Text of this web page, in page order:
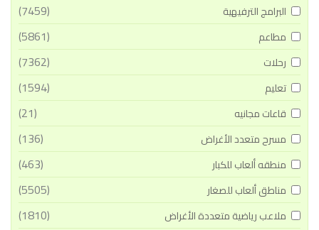
البرامج الترفيهية (7459)
مطاعم (5861)
رحلات (7362)
تعليم (1594)
قاعات مجانيه (21)
مسرح متعدد الأغراض (136)
منطقه ألعاب للكبار (463)
مناطق ألعاب للصغار (5505)
ملاعب رياضية متعددة الأغراض (1810)